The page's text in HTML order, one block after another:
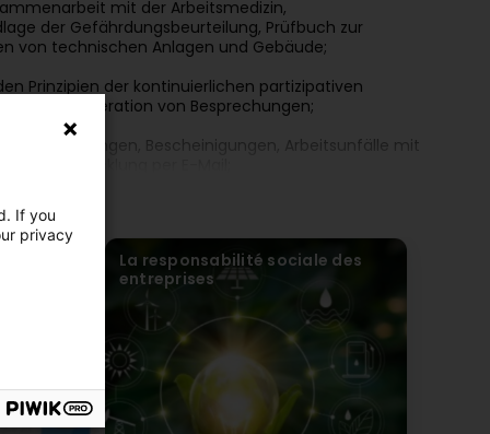
mit der Arbeitsmedizin,
der Gefährdungsbeurteilung, Prüfbuch zur
von technischen Anlagen und Gebäude;
Prinzipien der kontinuierlichen partizipativen
Moderation von Besprechungen;
Schulungen, Bescheinigungen, Arbeitsunfälle mit
per E-Mail;
Antwort innerhalb von 48 Geschäftsstunden;
Arbeitsschutzmanagement;
Arbeitsschutz- und Präventionsdienst nach Artikel
La responsabilité sociale des
entreprises
If you
privacy